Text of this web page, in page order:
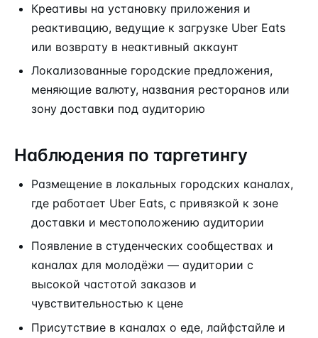
Креативы на установку приложения и
реактивацию, ведущие к загрузке Uber Eats
или возврату в неактивный аккаунт
Локализованные городские предложения,
меняющие валюту, названия ресторанов или
зону доставки под аудиторию
Наблюдения по таргетингу
Размещение в локальных городских каналах,
где работает Uber Eats, с привязкой к зоне
доставки и местоположению аудитории
Появление в студенческих сообществах и
каналах для молодёжи — аудитории с
высокой частотой заказов и
чувствительностью к цене
Присутствие в каналах о еде, лайфстайле и